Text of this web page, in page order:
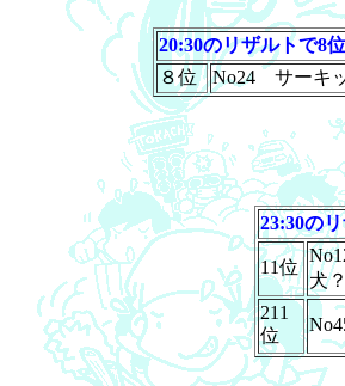
20:30のリザルトで8
８位
No24 サーキ
23:30の
11位
犬？
211
位